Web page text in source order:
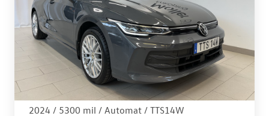
Volkswagen - Golf Plus
1.5 eTSI 150hk I Dragkrok I Backkamera
2024 / 5300 mil / Automat / TTS14W